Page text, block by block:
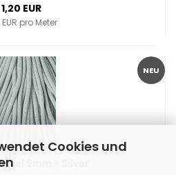
Cookies und
1,20 EUR
EUR pro Meter
NEU
9mm - Silver